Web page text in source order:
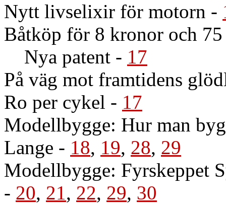
Nytt livselixir för motorn -
Båtköp för 8 kronor och
Nya patent - 17
På väg mot framtidens
Ro per cykel - 17
Modellbygge: Hur man
Lange - 18, 19, 28, 29
Modellbygge: Fyrskeppet
- 20, 21, 22, 29, 30